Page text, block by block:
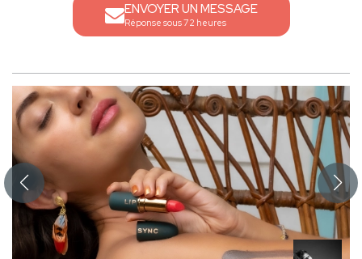
ENVOYER UN MESSAGE
Réponse sous 72 heures